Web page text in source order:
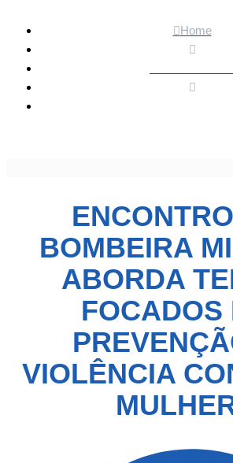
Home
BOMBEIRA
ABORDA
FOCADOS
VIOLÊNCIA